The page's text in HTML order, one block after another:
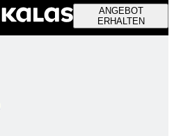
ANGEBOT
ERHALTEN